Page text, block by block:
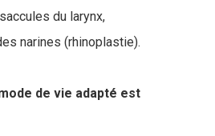
du larynx,
narines (rhinoplastie).
de vie adapté est